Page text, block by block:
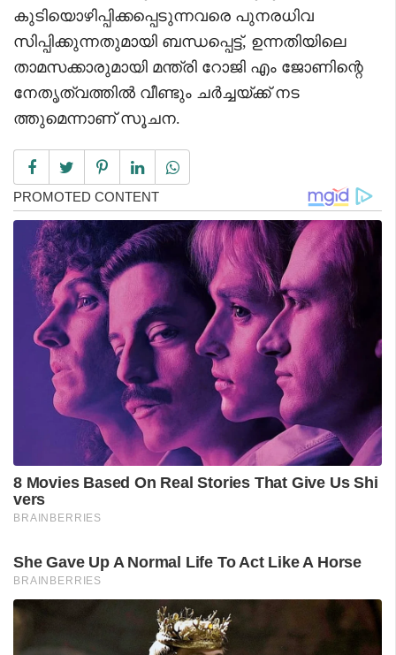
കുടിയൊഴിപ്പിക്കപ്പെടുന്നവരെ പുനരധിവ
സിപ്പിക്കുന്നതുമായി ബന്ധപ്പെട്ട്, ഉന്നതിയിലെ
താമസക്കാരുമായി മന്ത്രി റോജി എം ജോണിന്റെ
നേതൃത്വത്തില്‍ വീണ്ടും ചര്‍ച്ചയ്ക്ക് നട
ത്തുമെന്നാണ് സൂചന.